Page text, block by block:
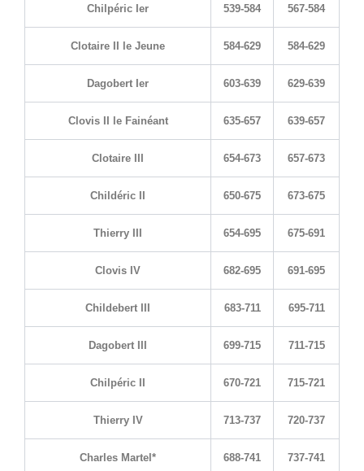
Chilpéric Ier 539-584 567-584
Clotaire II le Jeune 584-629 584-629
Dagobert Ier 603-639 629-639
Clovis II le Fainéant 635-657 639-657
Clotaire III 654-673 657-673
Childéric II 650-675 673-675
Thierry III 654-695 675-691
Clovis IV 682-695 691-695
Childebert III 683-711 695-711
Dagobert III 699-715 711-715
Chilpéric II 670-721 715-721
Thierry IV 713-737 720-737
Charles Martel* 688-741 737-741